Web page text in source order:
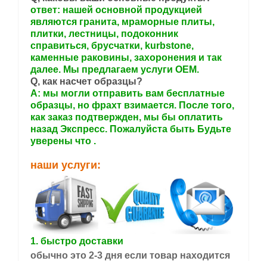
ответ: нашей основной продукцией
являются гранита, мраморные плиты,
плитки, лестницы, подоконник
справиться, брусчатки, kurbstone,
каменные раковины, захоронения и так
далее. Мы предлагаем услуги OEM.
Q, как насчет образцы?
A: мы могли отправить вам бесплатные
образцы, но фрахт взимается. После того,
как заказ подтвержден, мы бы оплатить
назад Экспресс. Пожалуйста быть Будьте
уверены что .
наши услуги:
1. быстро доставки
обычно это 2-3 дня если товар находится